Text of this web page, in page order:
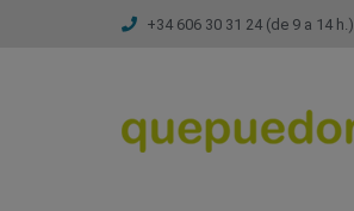
+34 606 30 31 24 (de 9 a 14 h.)